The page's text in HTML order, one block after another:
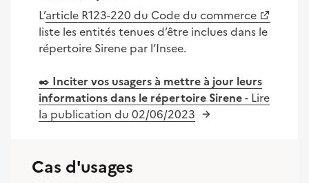
L’article R123-220 du Code du commerce
liste les entités tenues d’être inclues dans le
répertoire Sirene par l’Insee.
✒️ Inciter vos usagers à mettre à jour leurs
informations dans le répertoire Sirene- Lire
la publication du 02/06/2023
Cas d'usages